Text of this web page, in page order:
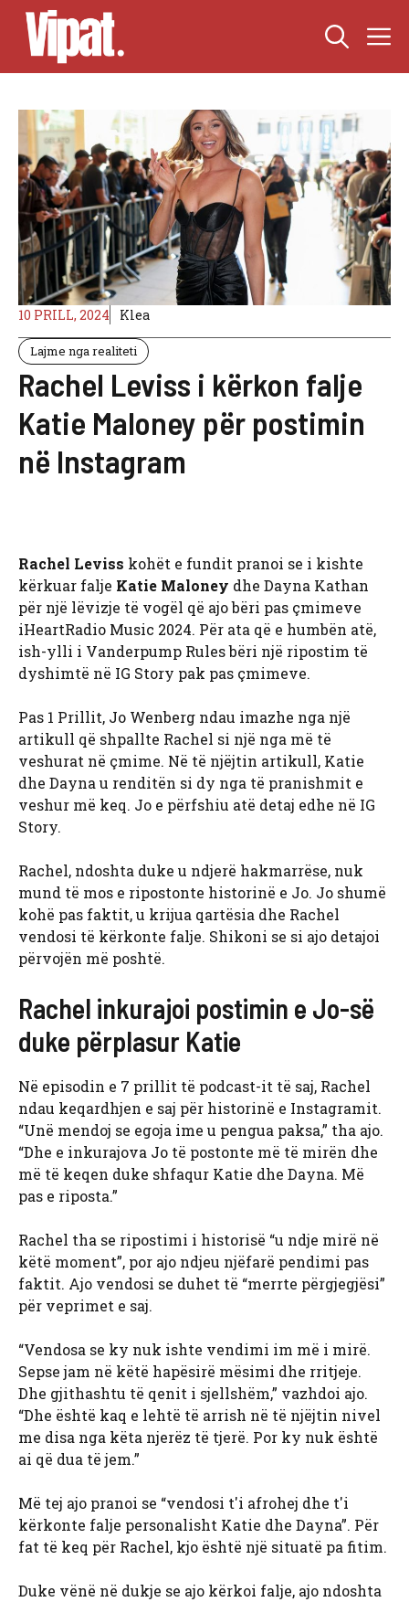
Skip
content
10 PRILL, 2024 Klea
Lajme nga realiteti
Rachel Leviss i kërkon falje
Katie Maloney për postimin
në Instagram
Rachel Leviss kohët e fundit pranoi se i kishte
kërkuar falje Katie Maloney dhe Dayna Kathan
për një lëvizje të vogël që ajo bëri pas çmimeve
iHeartRadio Music 2024. Për ata që e humbën atë,
ish-ylli i Vanderpump Rules bëri një ripostim të
dyshimtë në IG Story pak pas çmimeve.
Pas 1 Prillit, Jo Wenberg ndau imazhe nga një
artikull që shpallte Rachel si një nga më të
veshurat në çmime. Në të njëjtin artikull, Katie
dhe Dayna u renditën si dy nga të pranishmit e
veshur më keq. Jo e përfshiu atë detaj edhe në IG
Story.
Rachel, ndoshta duke u ndjerë hakmarrëse, nuk
mund të mos e ripostonte historinë e Jo. Jo shumë
kohë pas faktit, u krijua qartësia dhe Rachel
vendosi të kërkonte falje. Shikoni se si ajo detajoi
përvojën më poshtë.
Rachel inkurajoi postimin e Jo-së
duke përplasur Katie
Në episodin e 7 prillit të podcast-it të saj, Rachel
ndau keqardhjen e saj për historinë e Instagramit.
“Unë mendoj se egoja ime u pengua paksa,” tha ajo.
“Dhe e inkurajova Jo të postonte më të mirën dhe
më të keqen duke shfaqur Katie dhe Dayna. Më
pas e riposta.”
Rachel tha se ripostimi i historisë “u ndje mirë në
këtë moment”, por ajo ndjeu njëfarë pendimi pas
faktit. Ajo vendosi se duhet të “merrte përgjegjësi”
për veprimet e saj.
“Vendosa se ky nuk ishte vendimi im më i mirë.
Sepse jam në këtë hapësirë ​​mësimi dhe rritjeje.
Dhe gjithashtu të qenit i sjellshëm,” vazhdoi ajo.
“Dhe është kaq e lehtë të arrish në të njëjtin nivel
me disa nga këta njerëz të tjerë. Por ky nuk është
ai që dua të jem.”
Më tej ajo pranoi se “vendosi t'i afrohej dhe t'i
kërkonte falje personalisht Katie dhe Dayna”. Për
fat të keq për Rachel, kjo është një situatë pa fitim.
Duke vënë në dukje se ajo kërkoi falje, ajo ndoshta